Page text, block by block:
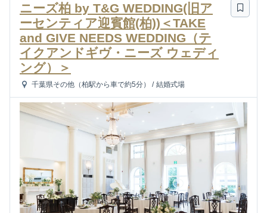
ニーズ柏 by T&G WEDDING(旧ア
ーセンティア迎賓館(柏))＜TAKE
and GIVE NEEDS WEDDING（テ
イクアンドギヴ・ニーズ ウェディ
ング）＞
千葉県その他（柏駅から車で約5分） / 結婚式場